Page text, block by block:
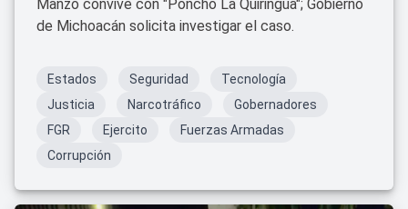
Manzo convive con "Poncho La Quiringua"; Gobierno
de Michoacán solicita investigar el caso.
Estados Seguridad
Tecnología
Justicia
Narcotráfico
Gobernadores
FGR
Ejercito
Fuerzas Armadas
Corrupción